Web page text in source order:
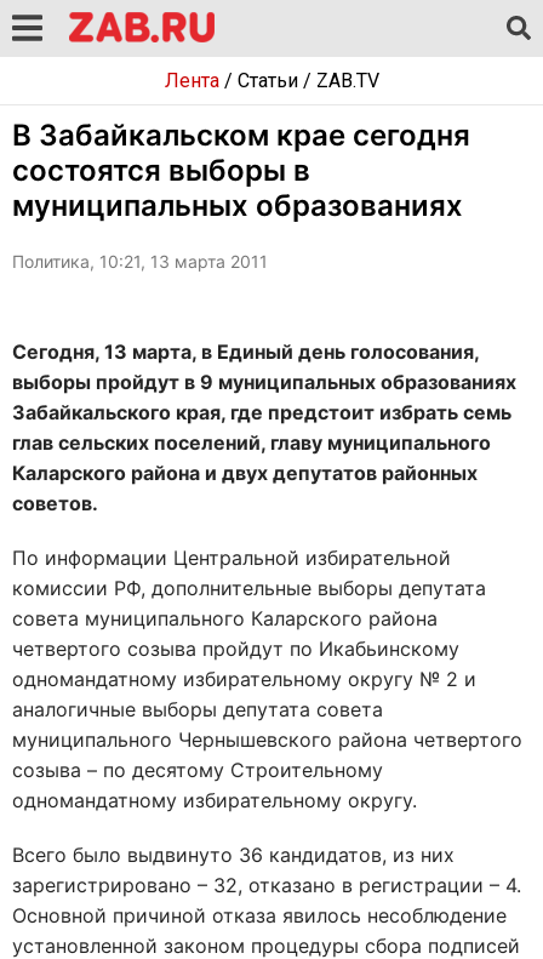
Лента/ Статьи/ ZAB.TV
В Забайкальском крае сегодня
состоятся выборы в
муниципальных образованиях
Политика, 10:21, 13 марта 2011
Сегодня, 13 марта, в Единый день голосования,
выборы пройдут в 9 муниципальных образованиях
Забайкальского края, где предстоит избрать семь
глав сельских поселений, главу муниципального
Каларского района и двух депутатов районных
советов.
По информации Центральной избирательной
комиссии РФ, дополнительные выборы депутата
совета муниципального Каларского района
четвертого созыва пройдут по Икабьинскому
одномандатному избирательному округу № 2 и
аналогичные выборы депутата совета
муниципального Чернышевского района четвертого
созыва – по десятому Строительному
одномандатному избирательному округу.
Всего было выдвинуто 36 кандидатов, из них
зарегистрировано – 32, отказано в регистрации – 4.
Основной причиной отказа явилось несоблюдение
установленной законом процедуры сбора подписей